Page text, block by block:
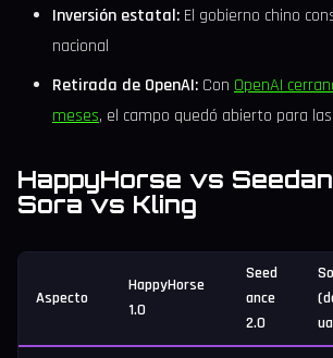
Inversión estatal: El gobierno chino
nacional
Retirada de OpenAI: Con OpenAI
meses, el campo quedó abierto para
HappyHorse vs
Sora vs Kling
Aspecto
HappyHorse
1.0
Seed
ance
2.0